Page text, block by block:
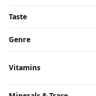
Taste
Genre
Vitamins